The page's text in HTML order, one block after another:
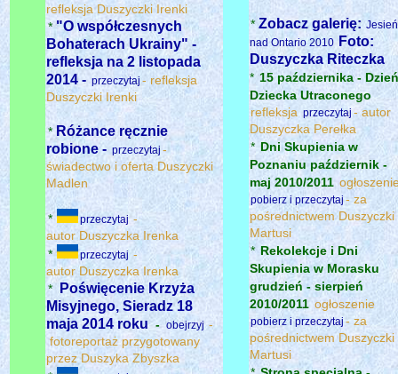
refleksja Duszyczki Irenki
*"O współczesnych
Bohaterach Ukrainy" -
refleksja na 2 listopada
2014 - przeczytaj - refleksja
Duszyczki Irenki
* Różance ręcznie
robione - przeczytaj -
świadectwo i oferta Duszyczki
Madlen
* przeczytaj-
autor Duszyczka Irenka
*
przeczytaj -
autor Duszyczka Irenka
*
Poświęcenie Krzyża
Misyjnego, Sieradz 18
maja 2014 roku - obejrzyj -
fotoreportaż przygotowany
przez Duszyka Zbyszka
*Zobacz galerię: Jesień
nad Ontario 2010 Foto:
Duszyczka Riteczka
* 15 października - Dzień
Dziecka Utraconego
refleksja przeczytaj - autor
Duszyczka Perełka
* Dni Skupienia w
Poznaniu październik -
maj 2010/2011
pobierz i przeczytaj - za
pośrednictwem Duszyczki
Martusi
* Rekolekcje i Dni
Skupienia w Morasku
grudzień - sierpień
2010/2011 ogłoszenie
pobierz i przeczytaj - za
pośrednictwem Duszyczki
Martusi